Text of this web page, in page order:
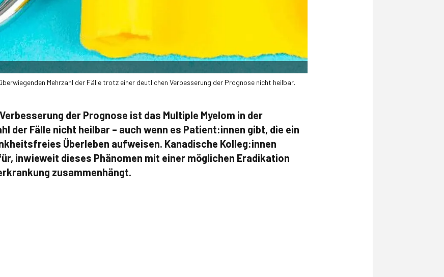
Mehrzahl der Fälle trotz einer deutlichen Verbesserung der Prognose nicht heilbar.
der Prognose ist das Multiple Myelom in der
der Fälle nicht heilbar – auch wenn es Patient:innen gibt, die ein
Überleben aufweisen. Kanadische Kolleg:innen
inwieweit dieses Phänomen mit einer möglichen Eradikation
zusammenhängt.